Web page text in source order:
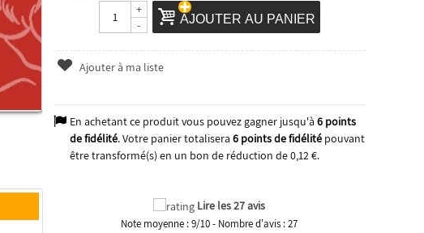
-
+
AJOUTER AU PANIER
Ajouter à ma liste
En achetant ce produit vous pouvez gagner jusqu'à 6points
de fidélité. Votre panier totalisera 6points de fidélitépouvant
être transformé(s) en un bon de réduction de0,12 €.
Lire les 27 avis
Note moyenne :9/10- Nombre d'avis :27